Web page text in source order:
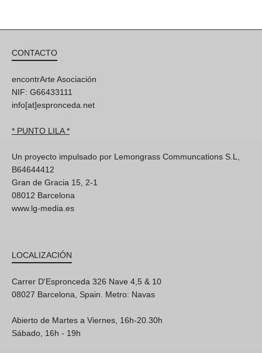
CONTACTO
encontrArte Asociación
NIF: G66433111
info[at]espronceda.net
* PUNTO LILA *
Un proyecto impulsado por Lemongrass Communcations S.L,
B64644412
Gran de Gracia 15, 2-1
08012 Barcelona
www.lg-media.es
LOCALIZACIÓN
Carrer D'Espronceda 326 Nave 4,5 & 10
08027 Barcelona, Spain. Metro: Navas
Abierto de Martes a Viernes, 16h-20.30h
Sábado, 16h - 19h